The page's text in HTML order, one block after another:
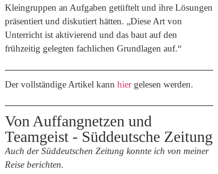
Kleingruppen an Aufgaben getüftelt und ihre Lösungen
präsentiert und diskutiert hätten. „Diese Art von
Unterricht ist aktivierend und das baut auf den
frühzeitig gelegten fachlichen Grundlagen auf.“
Der vollständige Artikel kann hiergelesen werden.
Von Auffangnetzen und
Teamgeist - Süddeutsche Zeitung
Auch der Süddeutschen Zeitung konnte ich von meiner
Reise berichten.